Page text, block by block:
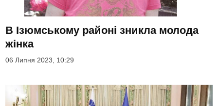
В Ізюмському районі зникла молода
жінка
06 Липня 2023, 10:29